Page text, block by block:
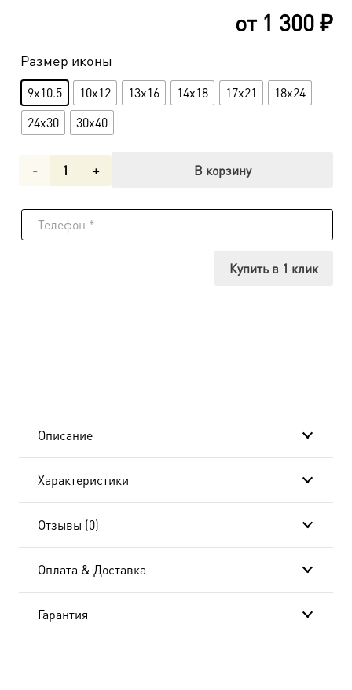
от 1 300₽
Размер иконы
9x10.5 10x12 13x16 14x18 17x21
18x24
24x30
30x40
Количество
Икона
В корзину
Купить в 1 клик
Описание
Характеристики
Отзывы (0)
Оплата & Доставка
Гарантия